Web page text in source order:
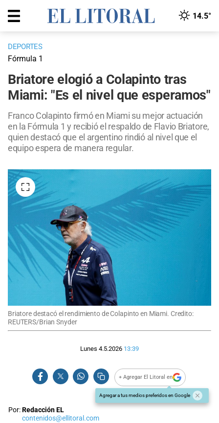
14.5°
DEPORTES
Fórmula 1
Briatore elogió a Colapinto tras
Miami: "Es el nivel que esperamos"
Franco Colapinto firmó en Miami su mejor actuación
en la Fórmula 1 y recibió el respaldo de Flavio Briatore,
quien destacó que el argentino rindió al nivel que el
equipo espera de manera regular.
Briatore destacó el rendimiento de Colapinto en Miami. Credito:
REUTERS/Brian Snyder
Lunes 4.5.2026 13:39
+ Agregar El Litoral en
Agregar a tus medios preferidos en Google
Por:Redacción EL
contenidos@ellitoral.com